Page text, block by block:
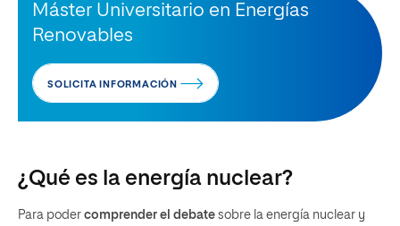
Máster Universitario en Energías
Renovables
SOLICITA INFORMACIÓN
¿Qué es la energía nuclear?
Para poder comprender el debate sobre la energía nuclear y